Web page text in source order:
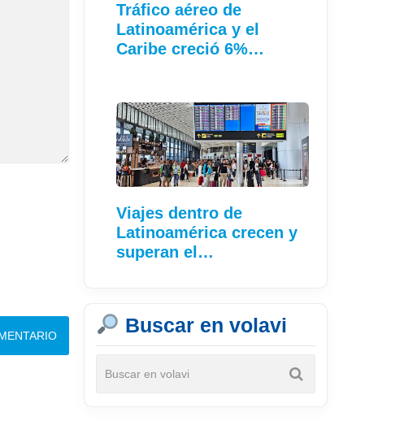
Tráfico aéreo de
Latinoamérica y el
Caribe creció 6%…
Viajes dentro de
Latinoamérica crecen y
superan el…
Buscar en volavi